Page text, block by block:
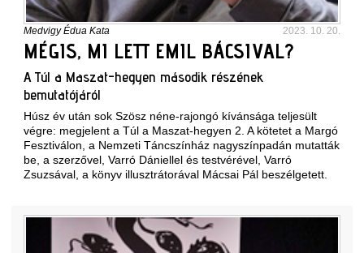
Medvigy Édua Kata 2023. 10. 20.
MÉGIS, MI LETT EMIL BÁCSIVAL?
A Túl a Maszat-hegyen második részének
bemutatójáról
Húsz év után sok Szösz néne-rajongó kívánsága teljesült
végre: megjelent a Túl a Maszat-hegyen 2. A kötetet a Margó
Fesztiválon, a Nemzeti Táncszínház nagyszínpadán mutatták
be, a szerzővel, Varró Dániellel és testvérével, Varró
Zsuzsával, a könyv illusztrátorával Mácsai Pál beszélgetett.